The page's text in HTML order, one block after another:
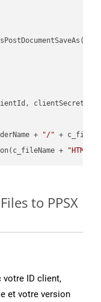
clientSecret);
+ "/" +
+
"HTML"
to PPSX
votre ID client,
et votre version